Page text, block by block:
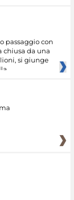
passaggio con
chiusa da una
si giunge